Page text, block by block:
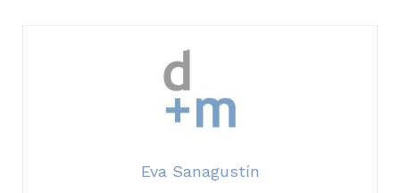
Eva Sanagustín